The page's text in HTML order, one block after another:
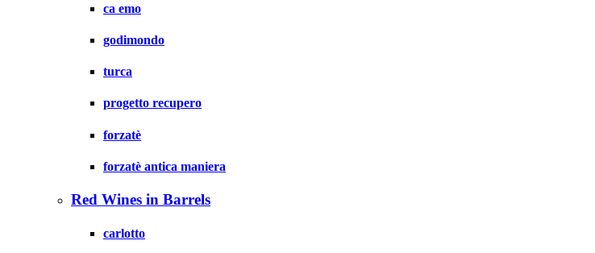
ca emo
godimondo
turca
progetto recupero
forzatè
forzatè antica maniera
Red Wines in Barrels
carlotto